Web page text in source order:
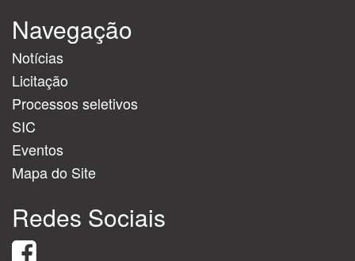
Navegação
Notícias
Licitação
Processos seletivos
SIC
Eventos
Mapa do Site
Redes Sociais